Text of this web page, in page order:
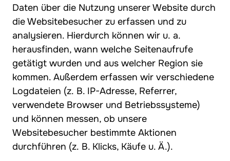
Daten über die Nutzung unserer Website durch
die Websitebesucher zu erfassen und zu
analysieren. Hierdurch können wir u. a.
herausfinden, wann welche Seitenaufrufe
getätigt wurden und aus welcher Region sie
kommen. Außerdem erfassen wir verschiedene
Logdateien (z. B. IP-Adresse, Referrer,
verwendete Browser und Betriebssysteme)
und können messen, ob unsere
Websitebesucher bestimmte Aktionen
durchführen (z. B. Klicks, Käufe u. Ä.).